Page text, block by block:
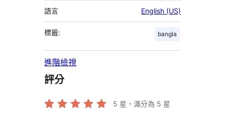
語言 English (US)
標籤: bangla
進階檢視
評分
5 星，滿分為 5 星